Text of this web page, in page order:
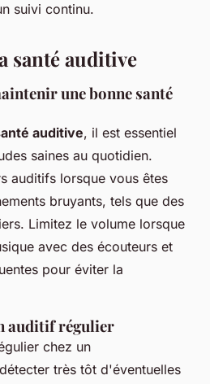
suivi continu.
santé auditive
une bonne santé
auditive, il est essentiel
saines au quotidien.
auditifs lorsque vous êtes
bruyants, tels que des
Limitez le volume lorsque
avec des écouteurs et
pour éviter la
auditif régulier
chez un
très tôt d'éventuelles